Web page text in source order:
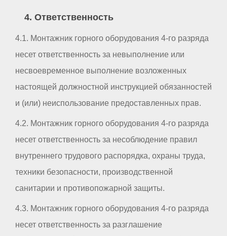
4. Ответственность
4.1. Монтажник горного оборудования 4-го разряда
несет ответственность за невыполнение или
несвоевременное выполнение возложенных
настоящей должностной инструкцией обязанностей
и (или) неиспользование предоставленных прав.
4.2. Монтажник горного оборудования 4-го разряда
несет ответственность за несоблюдение правил
внутреннего трудового распорядка, охраны труда,
техники безопасности, производственной
санитарии и противопожарной защиты.
4.3. Монтажник горного оборудования 4-го разряда
несет ответственность за разглашение